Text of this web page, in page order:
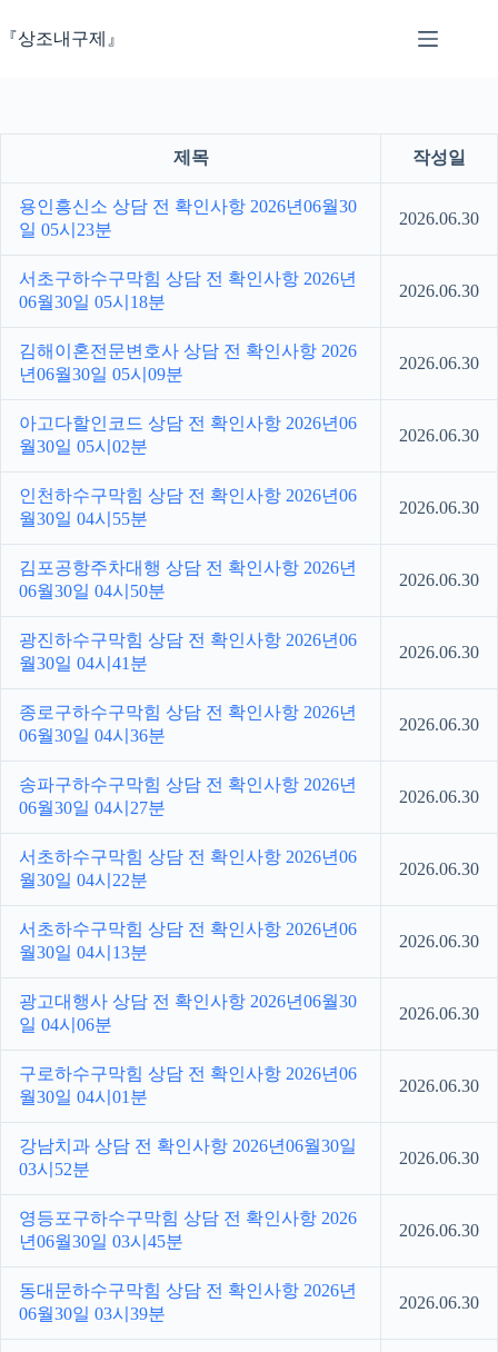
문『상조내구제』
제목 작성일
용인흥신소 상담 전 확인사항 2026년06월30
일 05시23분
2026.06.30
서초구하수구막힘 상담 전 확인사항 2026년
06월30일 05시18분
2026.06.30
김해이혼전문변호사 상담 전 확인사항 2026
년06월30일 05시09분
2026.06.30
아고다할인코드 상담 전 확인사항 2026년06
월30일 05시02분
2026.06.30
인천하수구막힘 상담 전 확인사항 2026년06
월30일 04시55분
2026.06.30
김포공항주차대행 상담 전 확인사항 2026년
06월30일 04시50분
2026.06.30
광진하수구막힘 상담 전 확인사항 2026년06
월30일 04시41분
2026.06.30
종로구하수구막힘 상담 전 확인사항 2026년
06월30일 04시36분
2026.06.30
송파구하수구막힘 상담 전 확인사항 2026년
06월30일 04시27분
2026.06.30
서초하수구막힘 상담 전 확인사항 2026년06
월30일 04시22분
2026.06.30
서초하수구막힘 상담 전 확인사항 2026년06
월30일 04시13분
2026.06.30
광고대행사 상담 전 확인사항 2026년06월30
일 04시06분
2026.06.30
구로하수구막힘 상담 전 확인사항 2026년06
월30일 04시01분
2026.06.30
강남치과 상담 전 확인사항 2026년06월30일
03시52분
2026.06.30
영등포구하수구막힘 상담 전 확인사항 2026
년06월30일 03시45분
2026.06.30
동대문하수구막힘 상담 전 확인사항 2026년
06월30일 03시39분
2026.06.30